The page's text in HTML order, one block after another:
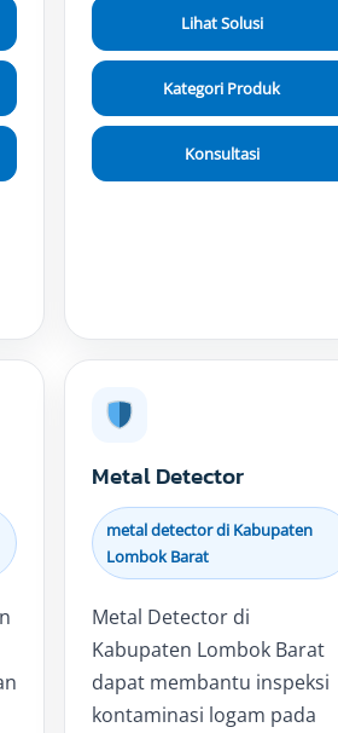
Lihat Solusi
Kategori Produk
Konsultasi
Metal Detector
metal detector di Kabupaten
Lombok Barat
Metal Detector di
Kabupaten Lombok Barat
dapat membantu inspeksi
kontaminasi logam pada